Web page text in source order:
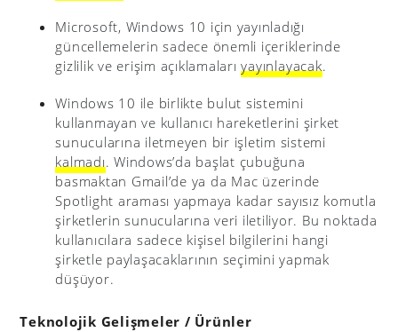
Microsoft, Windows 10 için yayınladığı
güncellemelerin sadece önemli içeriklerinde
gizlilik ve erişim açıklamalarıyayınlayacak.
Windows 10 ile birlikte bulut sistemini
kullanmayan ve kullanıcı hareketlerini şirket
sunucularına iletmeyen bir işletim sistemi
kalmadı. Windows’da başlat çubuğuna
basmaktan Gmail’de ya da Mac üzerinde
Spotlight araması yapmaya kadar sayısız komutla
şirketlerin sunucularına veri iletiliyor. Bu noktada
kullanıcılara sadece kişisel bilgilerini hangi
şirketle paylaşacaklarının seçimini yapmak
düşüyor.
Teknolojik Gelişmeler / Ürünler